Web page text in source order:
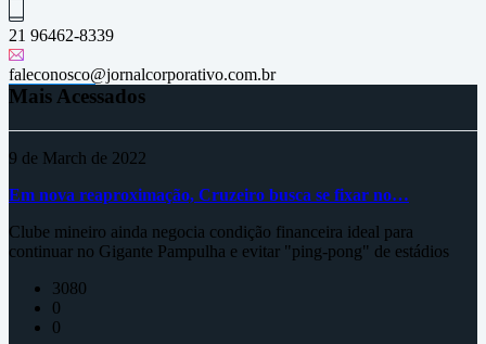
21 96462-8339
faleconosco@jornalcorporativo.com.br
Mais Acessados
9 de March de 2022
Em nova reaproximação, Cruzeiro busca se fixar no…
Clube mineiro ainda negocia condição financeira ideal para
continuar no Gigante Pampulha e evitar "ping-pong" de estádios
3080
0
0